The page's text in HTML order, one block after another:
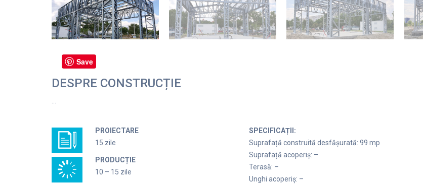
Save
DESPRE CONSTRUCȚIE
…
PROIECTARE
15 zile
PRODUCȚIE
10 – 15 zile
SPECIFICAȚII:
Suprafață construită desfășurată: 99 mp
Suprafață acoperiș: –
Terasă: –
Unghi acoperiș: –